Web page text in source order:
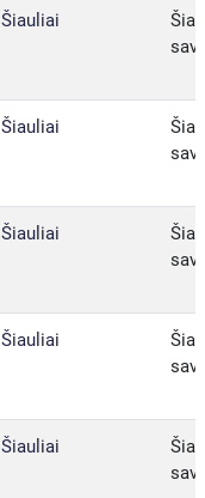
Šiauliai
sav.
Šiauliai
sav.
Šiauliai
sav.
Šiauliai
sav.
Šiauliai
sav.